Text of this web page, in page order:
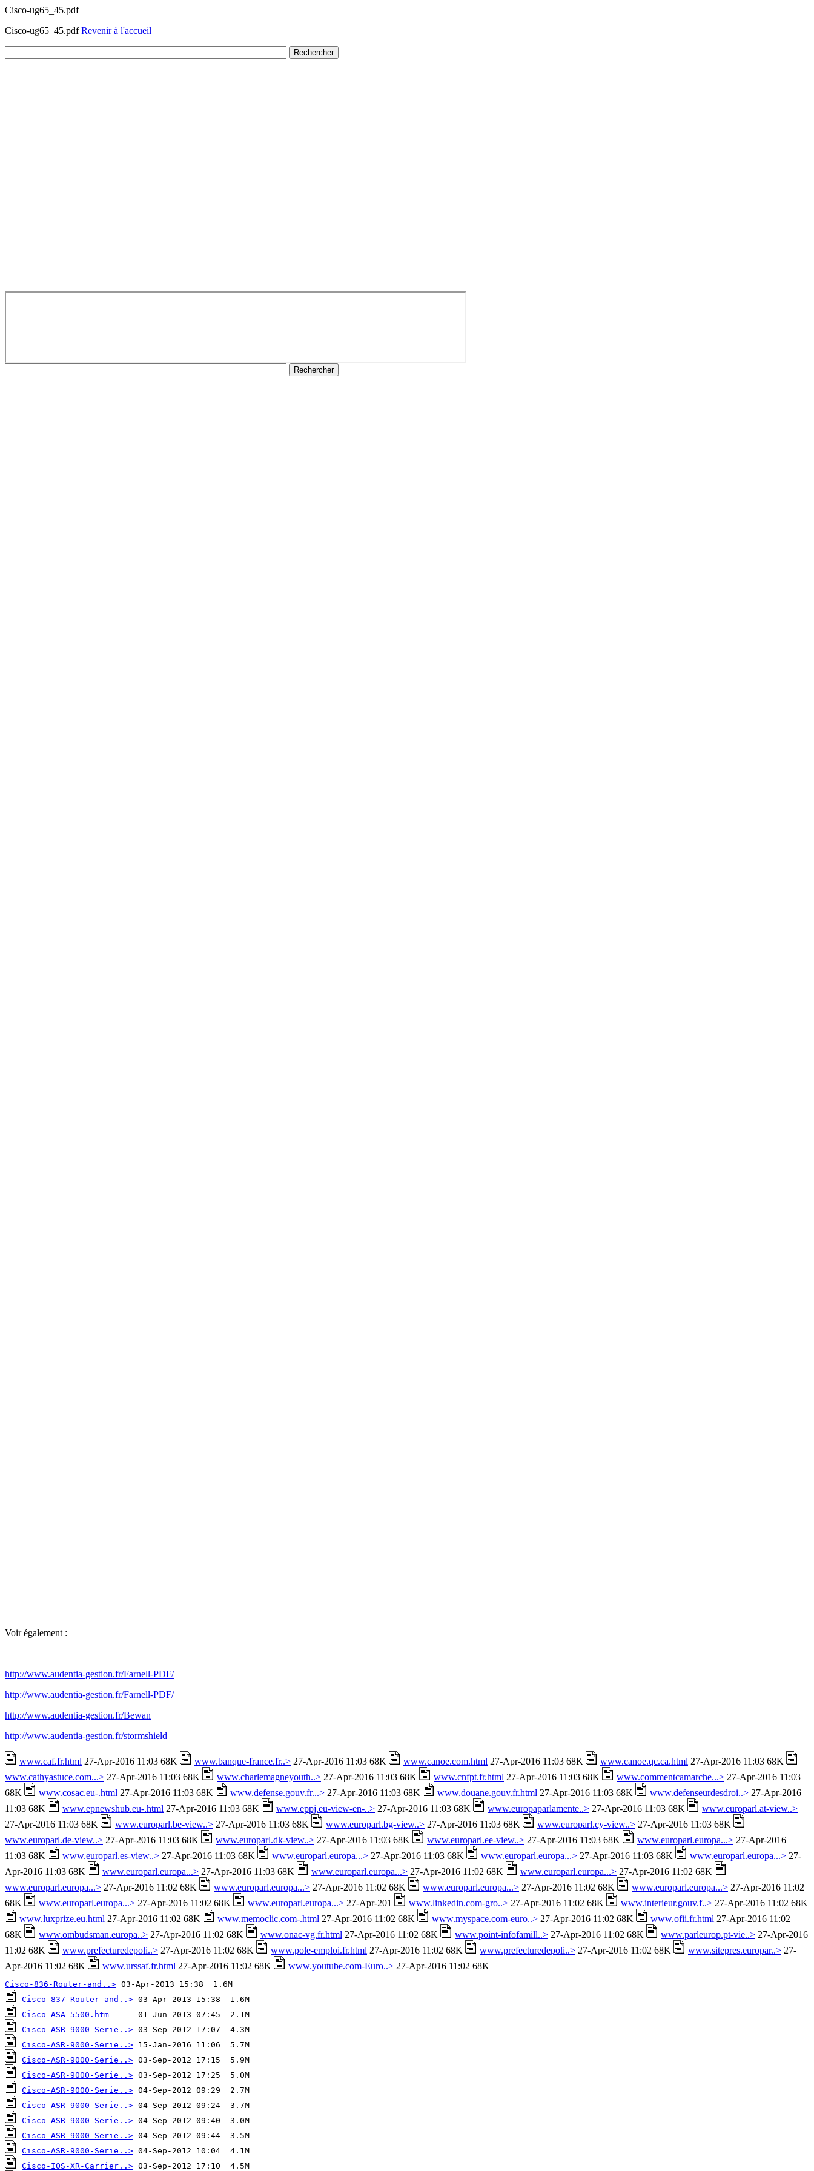
Cisco-ug65_45.pdf
Cisco-ug65_45.pdfRevenir à l'accueil
Voir également :
http://www.audentia-gestion.fr/Farnell-PDF/
http://www.audentia-gestion.fr/Farnell-PDF/
http://www.audentia-gestion.fr/Bewan
http://www.audentia-gestion.fr/stormshield
www.caf.fr.html 27-Apr-2016 11:03 68K www.banque-france.fr..> 27-Apr-2016 11:03 68K www.canoe.com.html 27-Apr-2016 11:03 68K www.canoe.qc.ca.html 27-Apr-2016 11:03 68K
www.cathyastuce.com...> 27-Apr-2016 11:03 68K www.charlemagneyouth..> 27-Apr-2016 11:03 68K www.cnfpt.fr.html 27-Apr-2016 11:03 68K www.commentcamarche...> 27-Apr-2016 11:03
68K
www.cosac.eu-.html 27-Apr-2016 11:03 68K www.defense.gouv.fr...> 27-Apr-2016 11:03 68K www.douane.gouv.fr.html 27-Apr-2016 11:03 68K www.defenseurdesdroi..> 27-Apr-2016
11:03 68K
www.epnewshub.eu-.html 27-Apr-2016 11:03 68K www.eppj.eu-view-en-..> 27-Apr-2016 11:03 68K www.europaparlamente..> 27-Apr-2016 11:03 68K
www.europarl.at-view..>
27-Apr-2016 11:03 68K
www.europarl.be-view..> 27-Apr-2016 11:03 68K www.europarl.bg-view..> 27-Apr-2016 11:03 68K www.europarl.cy-view..> 27-Apr-2016 11:03 68K
www.europarl.de-view..> 27-Apr-2016 11:03 68K www.europarl.dk-view..> 27-Apr-2016 11:03 68K www.europarl.ee-view..> 27-Apr-2016 11:03 68K www.europarl.europa...> 27-Apr-2016
11:03 68K
www.europarl.es-view..> 27-Apr-2016 11:03 68K www.europarl.europa...> 27-Apr-2016 11:03 68K www.europarl.europa...> 27-Apr-2016 11:03 68K www.europarl.europa...> 27-
Apr-2016 11:03 68K
www.europarl.europa...> 27-Apr-2016 11:03 68K www.europarl.europa...> 27-Apr-2016 11:02 68K www.europarl.europa...> 27-Apr-2016 11:02 68K
www.europarl.europa...> 27-Apr-2016 11:02 68K www.europarl.europa...> 27-Apr-2016 11:02 68K www.europarl.europa...> 27-Apr-2016 11:02 68K www.europarl.europa...> 27-Apr-2016 11:02
68K
www.europarl.europa...> 27-Apr-2016 11:02 68K www.europarl.europa...> 27-Apr-201 www.linkedin.com-gro..> 27-Apr-2016 11:02 68K www.interieur.gouv.f..> 27-Apr-2016 11:02 68K
www.luxprize.eu.html 27-Apr-2016 11:02 68K www.memoclic.com-.html 27-Apr-2016 11:02 68K www.myspace.com-euro..> 27-Apr-2016 11:02 68K www.ofii.fr.html 27-Apr-2016 11:02
68K
www.ombudsman.europa..> 27-Apr-2016 11:02 68K www.onac-vg.fr.html 27-Apr-2016 11:02 68K www.point-infofamill..> 27-Apr-2016 11:02 68K www.parleurop.pt-vie..> 27-Apr-2016
11:02 68K
www.prefecturedepoli..> 27-Apr-2016 11:02 68K www.pole-emploi.fr.html 27-Apr-2016 11:02 68K www.prefecturedepoli..> 27-Apr-2016 11:02 68K www.sitepres.europar..> 27-
Apr-2016 11:02 68K
www.urssaf.fr.html 27-Apr-2016 11:02 68K www.youtube.com-Euro..> 27-Apr-2016 11:02 68K
Cisco-836-Router-and..>
Cisco-837-Router-and..>
Cisco-ASA-5500.htm
Cisco-ASR-9000-Serie..>
Cisco-ASR-9000-Serie..>
Cisco-ASR-9000-Serie..>
Cisco-ASR-9000-Serie..>
Cisco-ASR-9000-Serie..>
Cisco-ASR-9000-Serie..>
Cisco-ASR-9000-Serie..>
Cisco-ASR-9000-Serie..>
Cisco-ASR-9000-Serie..>
Cisco-IOS-XR-Carrier..>